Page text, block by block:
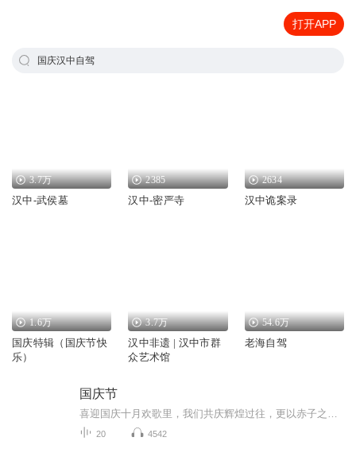
打开APP
国庆汉中自驾
3.7万
汉中-武侯墓
2385
汉中-密严寺
2634
汉中诡案录
1.6万
国庆特辑（国庆节快
乐）
3.7万
汉中非遗 | 汉中市群
众艺术馆
54.6万
老海自驾
国庆节
20 4542